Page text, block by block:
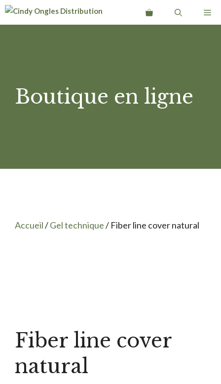
Aller
Boutique en ligne
Accueil/Gel technique/ Fiber line cover natural
Fiber line cover
natural